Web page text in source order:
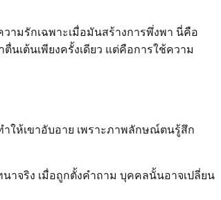
ามรักเฉพาะเมื่อมันสร้างการพึ่งพา นี่คือ
เต้นเพียงครั้งเดียว แต่คือการใช้ความ
ให้เขาอับอาย เพราะภาพลักษณ์ตนรู้สึก
จริง เมื่อถูกตั้งคำถาม บุคคลนั้นอาจเปลี่ยน